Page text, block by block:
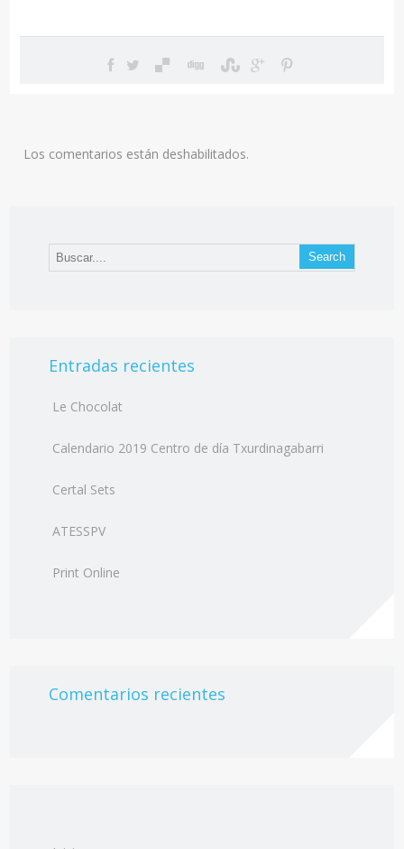
Los comentarios están deshabilitados.
Entradas recientes
Le Chocolat
Calendario 2019 Centro de día Txurdinagabarri
Certal Sets
ATESSPV
Print Online
Comentarios recientes